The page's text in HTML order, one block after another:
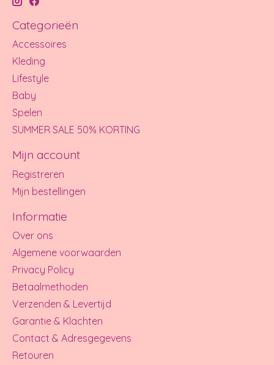
Categorieën
Accessoires
Kleding
Lifestyle
Baby
Spelen
SUMMER SALE 50% KORTING
Mijn account
Registreren
Mijn bestellingen
Informatie
Over ons
Algemene voorwaarden
Privacy Policy
Betaalmethoden
Verzenden & Levertijd
Garantie & Klachten
Contact & Adresgegevens
Retouren